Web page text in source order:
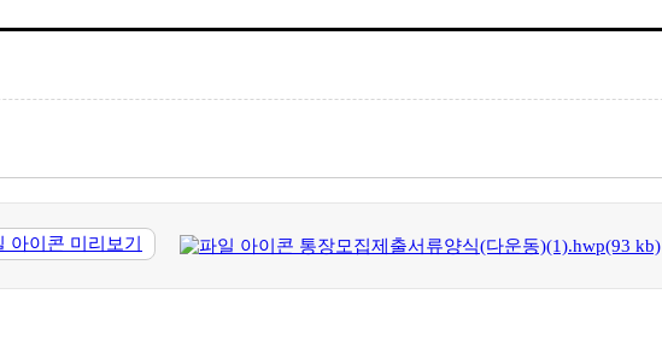
미리보기 통장모집제출서류양식(다운동)(1).hwp(93 kb)